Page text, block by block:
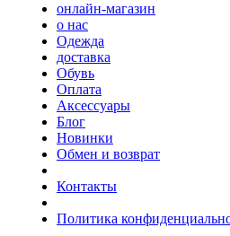
онлайн-магазин
о нас
Одежда
доставка
Обувь
Оплата
Аксессуары
Блог
Новинки
Обмен и возврат
Контакты
Политика